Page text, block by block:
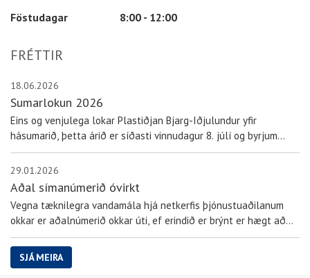
Föstudagar
8:00 - 12:00
FRÉTTIR
18.06.2026
Sumarlokun 2026
Eins og venjulega lokar Plastiðjan Bjarg-Iðjulundur yfir
hásumarið, þetta árið er síðasti vinnudagur 8. júlí og byrjum
aftur þriðjudaginn 4. ágúst. Ef kúabændur þurfa nauðsynlega
merki í grip á leið á sláturhús, er hægt að senda póst með
upplýsingum...
29.01.2026
Aðal símanúmerið óvirkt
Vegna tæknilegra vandamála hjá netkerfis þjónustuaðilanum
okkar er aðalnúmerið okkar úti, ef erindið er brýnt er hægt að
senda línu á pbi@akureyri.is. Biðjumst við velvirðingar á þeim
óþægindum sem þetta kann að valda.
SJÁ MEIRA